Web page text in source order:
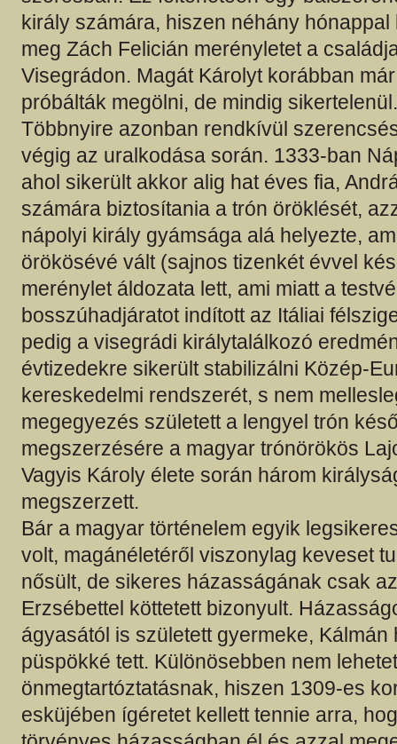
király számára, hiszen néhány
meg Zách Felicián merényletet a
Visegrádon. Magát Károlyt korábban
próbálták megölni, de mindig
Többnyire azonban rendkívül
végig az uralkodása során. 1333-ban
ahol sikerült akkor alig hat éves fia,
számára biztosítania a trón öröklését,
nápolyi király gyámsága alá helyezte,
örökösévé vált (sajnos tizenkét évvel
merénylet áldozata lett, ami miatt a
bosszúhadjáratot indított az Itáliai
pedig a visegrádi királytalálkozó
évtizedekre sikerült stabilizálni Közép-
kereskedelmi rendszerét, s nem
megegyezés született a lengyel trón
megszerzésére a magyar trónörökös
Vagyis Károly élete során három
megszerzett.
Bár a magyar történelem egyik
volt, magánéletéről viszonylag keveset
nősült, de sikeres házasságának csak
Erzsébettel köttetett bizonyult.
ágyasától is született gyermeke, Kálmán
püspökké tett. Különösebben nem
önmegtartóztatásnak, hiszen 1309-es
esküjében ígéretet kellett tennie arra,